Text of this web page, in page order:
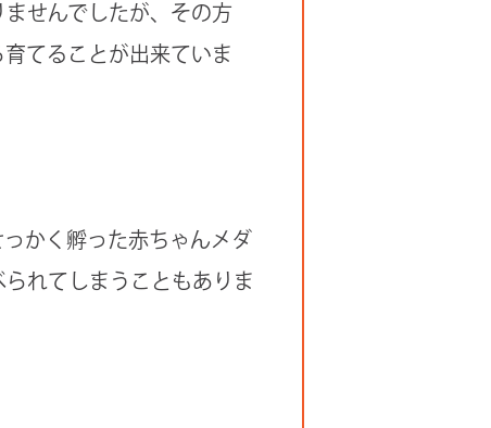
せんでしたが、その方
てることが出来ていま
かく孵った赤ちゃんメダ
れてしまうこともありま